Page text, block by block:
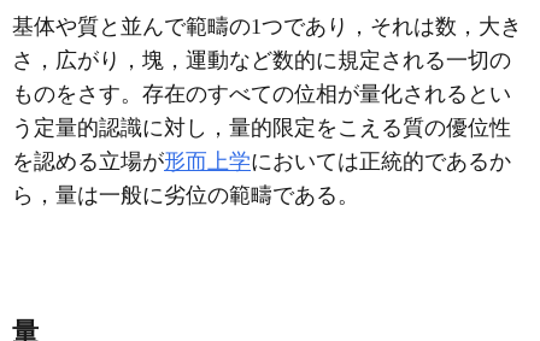
基体や質と並んで範疇の1つであり，それは数，大き
さ，広がり，塊，運動など数的に規定される一切の
ものをさす。存在のすべての位相が量化されるとい
う定量的認識に対し，量的限定をこえる質の優位性
を認める立場が形而上学においては正統的であるか
ら，量は一般に劣位の範疇である。
量